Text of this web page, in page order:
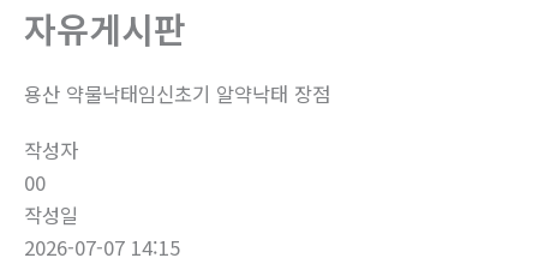
자유게시판
용산 약물낙태임신초기 알약낙­태 장점
작성자
00
작성일
2026-07-07 14:15